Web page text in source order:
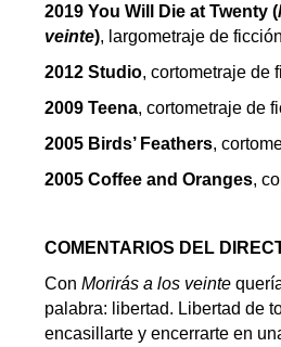
2019 You Will Die at Twenty (
veinte), largometraje de ficción
2012 Studio, cortometraje de
2009 Teena, cortometraje de
2005 Birds’ Feathers,
2005 Coffee and Oranges,
COMENTARIOS DEL
ConMorirás a los veinte
palabra: libertad. Libertad de
encasillarte y encerrarte en